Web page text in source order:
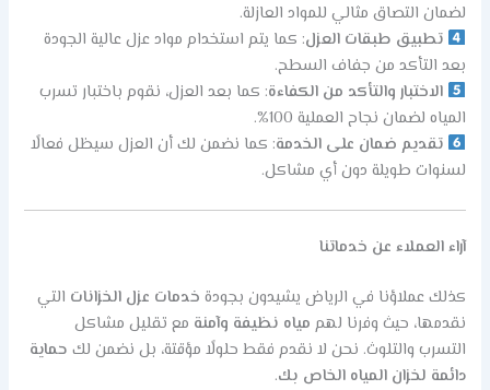
لضمان التصاق مثالي للمواد العازلة.
تطبيق طبقات العزل: كما يتم استخدام مواد عزل عالية الجودة
بعد التأكد من جفاف السطح.
الاختبار والتأكد من الكفاءة: كما بعد العزل، نقوم باختبار تسرب
المياه لضمان نجاح العملية 100%.
تقديم ضمان على الخدمة: كما نضمن لك أن العزل سيظل فعالًا
لسنوات طويلة دون أي مشاكل.
آراء العملاء عن خدماتنا
كذلك عملاؤنا في الرياض يشيدون بجودة خدمات عزل الخزانات التي
نقدمها، حيث وفرنا لهم مياه نظيفة وآمنة مع تقليل مشاكل
التسرب والتلوث. نحن لا نقدم فقط حلولًا مؤقتة، بل نضمن لك حماية
دائمة لخزان المياه الخاص بك.